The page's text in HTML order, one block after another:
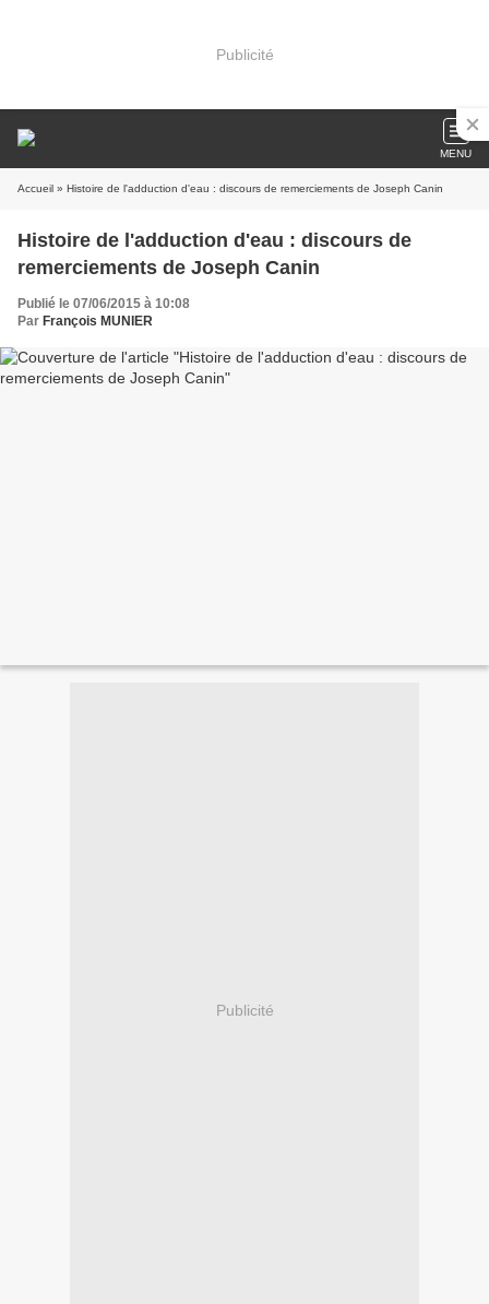
Publicité
MENU
Accueil » Histoire de l'adduction d'eau : discours de remerciements de Joseph Canin
Histoire de l'adduction d'eau : discours de
remerciements de Joseph Canin
Publié le 07/06/2015 à 10:08
Par François MUNIER
Publicité